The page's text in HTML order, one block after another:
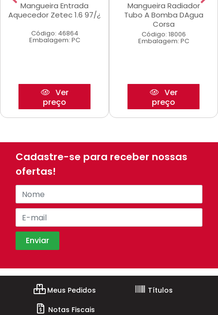
Mangueira Entrada
Aquecedor Zetec 1.6 97/¿
Código: 46864
Embalagem: PC
Ver
preço
Mangueira Radiador
Tubo A Bomba DAgua
Corsa
Código: 18006
Embalagem: PC
Ver
preço
Cadastre-se para receber nossas
ofertas!
Meus Pedidos
Títulos
Notas Fiscais